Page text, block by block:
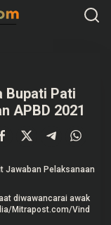
Bupati Pati
APBD 2021
diwawancarai awak
Mitrapost.com/Vind